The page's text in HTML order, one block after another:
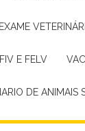
EXAME
FIV E FELV
DE ANIMAIS